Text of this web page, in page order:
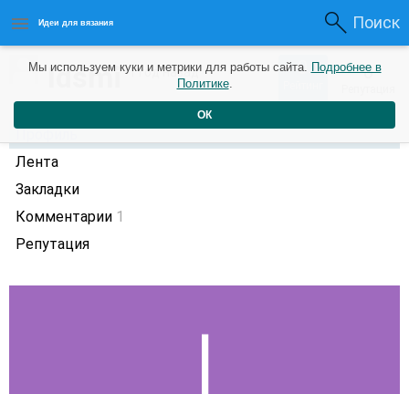
Идеи для вязания Поиск
Idsmi1 год назад 0 0
Профиль
Лента
Закладки
Комментарии 1
Репутация
Мы используем куки и метрики для работы сайта. Подробнее в
Политике.
ОК